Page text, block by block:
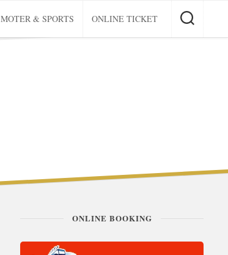
MOTER & SPORTS ONLINE TICKET
ONLINE BOOKING